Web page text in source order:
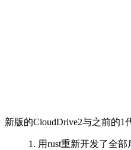
新版的CloudDrive2与之前的1
1. 用rust重新开发了全